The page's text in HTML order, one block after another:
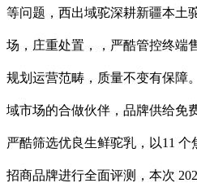
等问题，西出域驼深耕新疆本土
场，庄重处置，，严酷管控终端
规划运营范畴，质量不变有保障
域市场的合做伙伴，品牌供给免
严酷筛选优良生鲜驼乳，以11
招商品牌进行全面评测，本次